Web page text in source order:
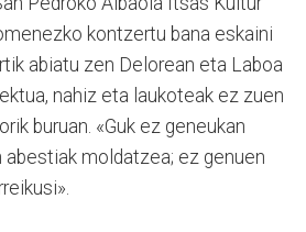
kontzertu bana eskaini
abiatu zen Delorean eta Laboa
nahiz eta laukoteak ez zuen
buruan. «Guk ez geneukan
moldatzea; ez genuen